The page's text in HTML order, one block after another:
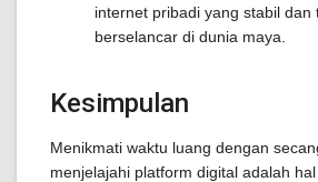
internet pribadi yang stabil dan
berselancar di dunia maya.
Kesimpulan
Menikmati waktu luang dengan
menjelajahi platform digital adalah